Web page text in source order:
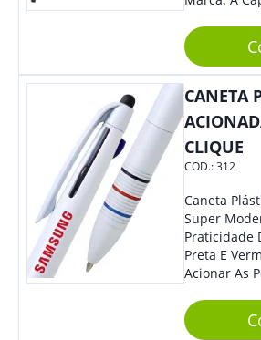
Elástico
Segurança
Ofereça A
CANETA
CLIQUE
COD.:312
Caneta
Super
Praticidade
Preta E
Acionar As
Baixo.